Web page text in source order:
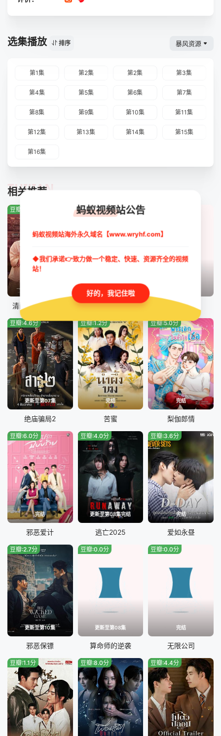
选集播放 排序 暴风资源
第1集 第2集 第2集 第3集
第4集 第5集 第6集 第7集
第8集 第9集 第10集 第11集
第12集 第13集 第14集 第15集
第16集
相关推荐
TUIJIAN
豆瓣:4.2分
清醒点，泰尔先生
豆瓣:4.0分
危情任务 燃情竭爱
更新至第07集
豆瓣:4.6分
绝庙骗局2
完结
豆瓣:1.2分
苦蜜
完结
豆瓣:5.0分
梨伽郎情
完结
豆瓣:6.0分
邪恶爱计
更新至第08集完结
豆瓣:4.0分
逃亡2025
完结
豆瓣:3.6分
爱如永昼
更新至第10集
豆瓣:2.7分
邪恶保镖
更新至第08集
豆瓣:0.0分
算命师的逆袭
完结
豆瓣:0.0分
无限公司
豆瓣:1.1分 豆瓣:8.0分 豆瓣:4.4分
蚂蚁视频站公告
蚂蚁视频站海外永久域名【www.wryhf.com】
◆我们承诺👉致力做一个稳定、快速、资源齐全的视频
站！
好的，我记住啦